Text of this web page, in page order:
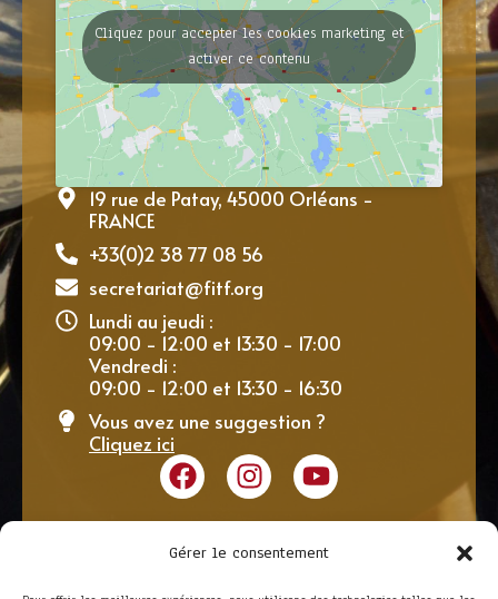
Gérer le consentement
Cliquez pour accepter les cookies marketing et
activer ce contenu
19 rue de Patay, 45000 Orléans -
FRANCE
+33(0)2 38 77 08 56
secretariat@fitf.org
Lundi au jeudi :
09:00 - 12:00 et 13:30 - 17:00
Vendredi :
09:00 - 12:00 et 13:30 - 16:30
Vous avez une suggestion ?
Cliquez ici